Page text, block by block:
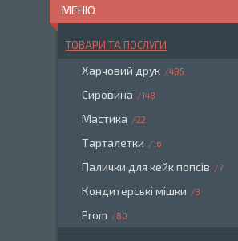
ТОВАРИ ТА ПОСЛУГИ
Харчовий друк 495
Сировина 148
Мастика 22
Тарталетки 16
Палички для кейк попсів 7
Кондитерські мішки 3
Prom 80